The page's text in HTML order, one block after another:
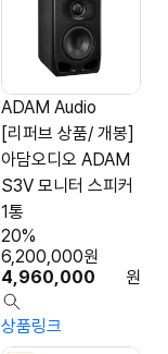
ADAM Audio
[리퍼브 상품/ 개봉]
아담오디오 ADAM
S3V 모니터 스피커
1통
4,960,000 원
6,200,000원
20%
상품링크